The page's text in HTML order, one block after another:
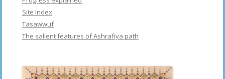
Site Index
Tasawwuf
The salient features of Ashrafiya path